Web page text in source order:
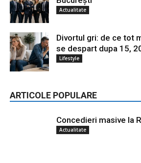
Actualitate
Divortul gri: de ce tot
se despart dupa 15,
Lifestyle
ARTICOLE POPULARE
Concedieri masive la
Actualitate